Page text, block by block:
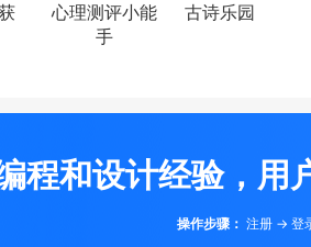
心理测评小能
手
古诗乐园
程和设计经验，用
操作步骤： 注册 -> 登